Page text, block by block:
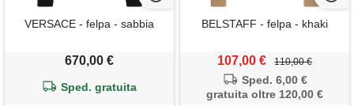
VERSACE - felpa - sabbia
670,00 €
Sped. gratuita
BELSTAFF - felpa - khaki
107,00 € 110,00 €
Sped. 6,00 €
gratuita oltre 120,00 €